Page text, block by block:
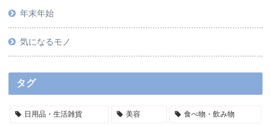
年末年始
気になるモノ
タグ
日用品・生活雑貨 美容 食べ物・飲み物